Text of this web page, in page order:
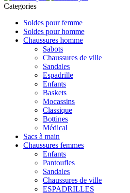
Categories
Soldes pour femme
Soldes pour homme
Chaussures homme
Sabots
Chaussures de ville
Sandales
Espadrille
Enfants
Baskets
Mocassins
Classique
Bottines
Médical
Sacs à main
Chaussures femmes
Enfants
Pantoufles
Sandales
Chaussures de ville
ESPADRILLES